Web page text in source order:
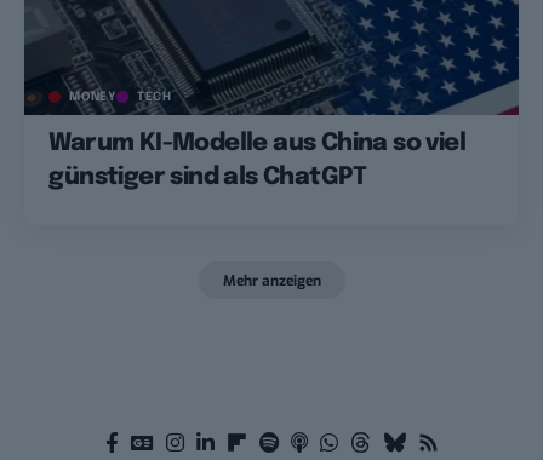
MONEY TECH
Warum KI-Modelle aus China so viel
günstiger sind als ChatGPT
Mehr anzeigen